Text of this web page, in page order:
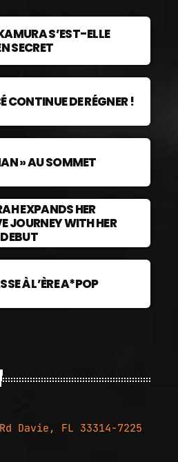
S’EST-ELLE
SECRET
CONTINUE DE RÉGNER !
» AU SOMMET
EXPANDS HER
JOURNEY WITH HER
À L’ÈRE A*POP
Davie, FL 33314-7225